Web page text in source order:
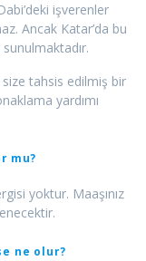
işverenler
Ancak Katar’da bu
size tahsis edilmiş bir
yardımı
mu?
yoktur. Maaşınız
ne olur?